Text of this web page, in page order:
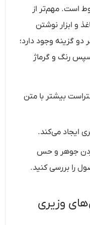
است. مهم‌تر از
و ابزار نوشتن
گزینه وجود دارد؛
سپس رنگ و گرماژ
بیشتر با متن
ایجاد می‌کند.
جوهر و حس
را بررسی کنید.
وزیری